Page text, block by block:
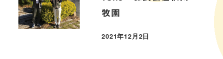
牧園
2021年12月2日